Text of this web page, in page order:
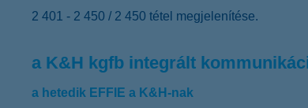
2 401 - 2 450 / 2 450 tétel megjelenítése.
a K&H kgfb integrált
a hetedik EFFIE a K&H-nak